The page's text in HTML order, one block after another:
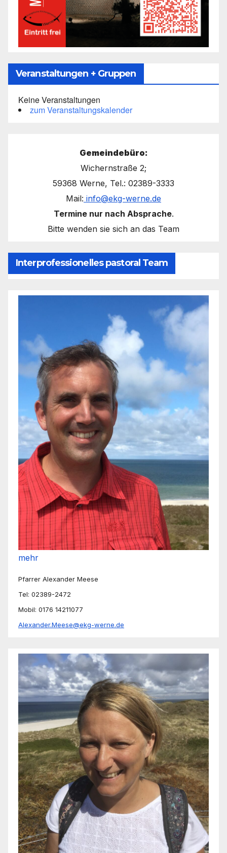
Veranstaltungen + Gruppen
Keine Veranstaltungen
zum Veranstaltungskalender
Gemeindebüro:
Wichernstraße 2;
59368 Werne, Tel.: 02389-3333
Mail: info@ekg-werne.de
Termine nur nach Absprache.
Bitte wenden sie sich an das Team
Interprofessionelles pastoral Team
mehr
Pfarrer Alexander Meese
Tel: 02389-2472
Mobil: 0176 14211077
Alexander.Meese@ekg-werne.de